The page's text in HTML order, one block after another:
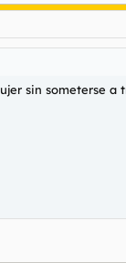
sin someterse a